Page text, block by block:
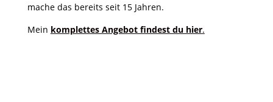
mache das bereits seit 15 Jahren.
Mein komplettes Angebot findest du hier.